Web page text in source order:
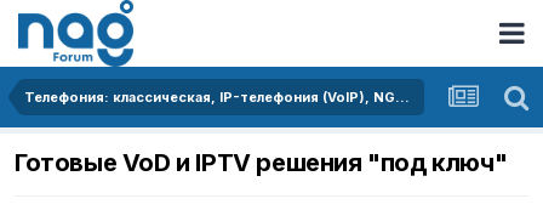
Телефония: классическая, IP-телефония (VoIP), NGN сети
Готовые VoD и IPTV решения "под ключ"